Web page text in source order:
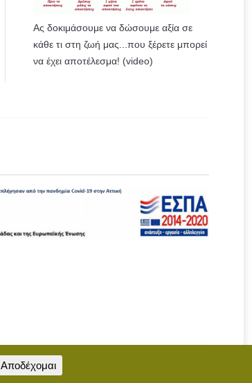
Ας δοκιμάσουμε να δώσουμε αξία σε
κάθε τι στη ζωή μας...που ξέρετε μπορεί
να έχει αποτέλεσμα! (video)
Αποδέχομαι